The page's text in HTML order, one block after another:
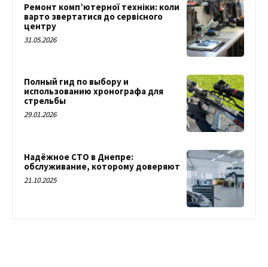
Ремонт комп’ютерної техніки: коли
варто звертатися до сервісного
центру
31.05.2026
Полный гид по выбору и
использованию хронографа для
стрельбы
29.01.2026
Надёжное СТО в Днепре:
обслуживание, которому доверяют
21.10.2025